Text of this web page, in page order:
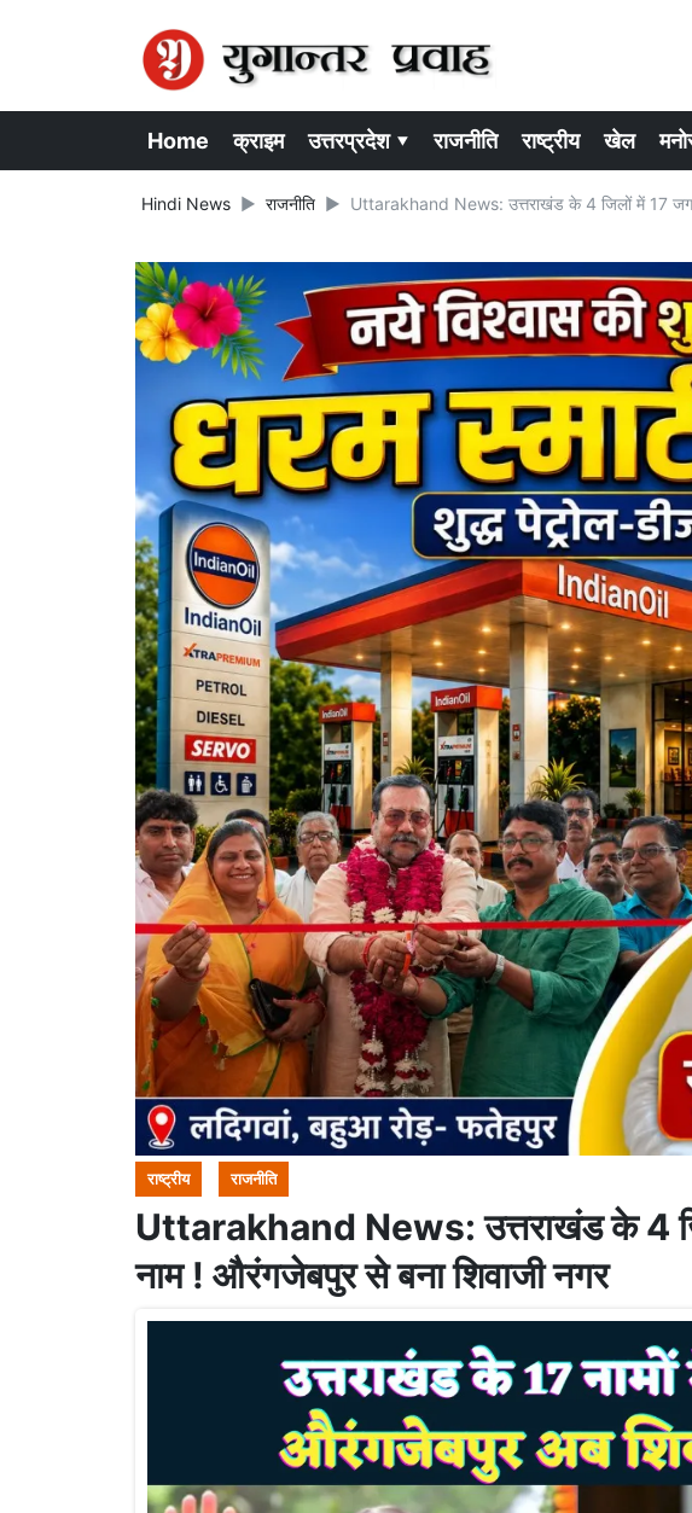
Home क्राइम उत्तरप्रदेश ▾ राजनीति राष्ट्रीय खेल
Hindi News राजनीति Uttarakhand News: उत्तराखंड के 4 जिलों में 17
राष्ट्रीय राजनीति
Uttarakhand News: उत्तराखंड के 4
नाम ! औरंगजेबपुर से बना शिवाजी नगर